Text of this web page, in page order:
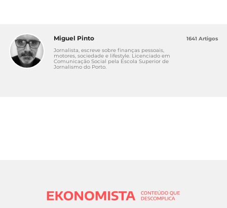
Miguel Pinto
Jornalista, escreve sobre finanças pessoais,
motores, sociedade e lifestyle. Licenciado em
Comunicação Social pela Escola Superior de
Jornalismo do Porto.
1641 Artigos